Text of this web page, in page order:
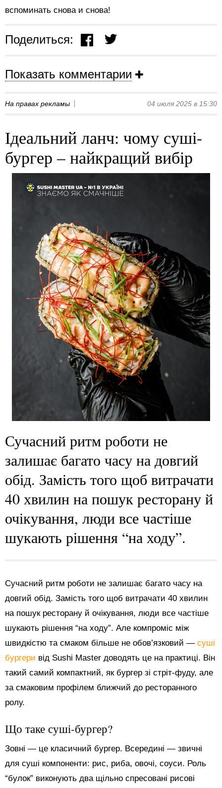
вспоминать снова и снова!
Поделиться:
Показать комментарии
На правах рекламы 04 июля 2025 в 15:30
Ідеальний ланч: чому суші-
бургер – найкращий вибір
Сучасний ритм роботи не
залишає багато часу на довгий
обід. Замість того щоб витрачати
40 хвилин на пошук ресторану й
очікування, люди все частіше
шукають рішення “на ходу”.
Сучасний ритм роботи не залишає багато часу на
довгий обід. Замість того щоб витрачати 40 хвилин
на пошук ресторану й очікування, люди все частіше
шукають рішення “на ходу”. Але компроміс між
швидкістю та смаком більше не обов’язковий — суші
бургери від Sushi Master доводять це на практиці. Він
такий самий компактний, як бургер зі стріт-фуду, але
за смаковим профілем ближчий до ресторанного
ролу.
Що таке суші-бургер?
Зовні — це класичний бургер. Всередині — звичні
для суші компоненти: рис, риба, овочі, соуси. Роль
“булок” виконують два щільно спресовані рисові